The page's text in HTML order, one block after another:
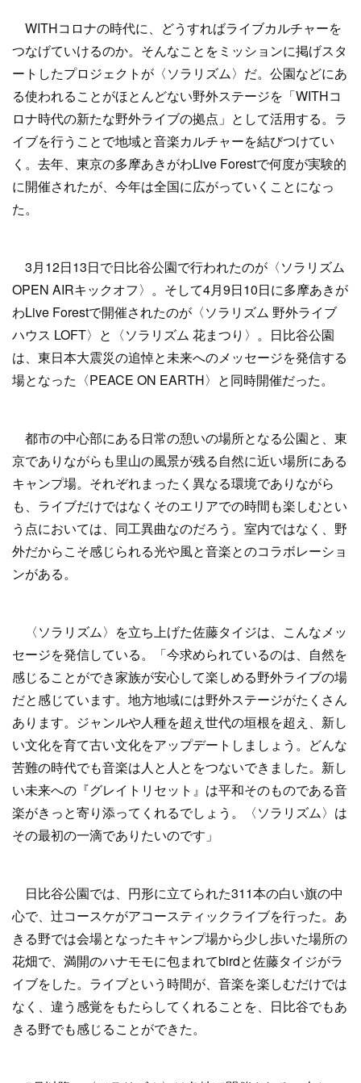
WITHコロナの時代に、どうすればライブカルチャーを
つなげていけるのか。そんなことをミッションに掲げスタ
ートしたプロジェクトが〈ソラリズム〉だ。公園などにあ
る使われることがほとんどない野外ステージを「WITHコ
ロナ時代の新たな野外ライブの拠点」として活用する。ラ
イブを行うことで地域と音楽カルチャーを結びつけてい
く。去年、東京の多摩あきがわLive Forestで何度が実験的
に開催されたが、今年は全国に広がっていくことになっ
た。
3月12日13日で日比谷公園で行われたのが〈ソラリズム
OPEN AIRキックオフ〉。そして4月9日10日に多摩あきが
わLive Forestで開催されたのが〈ソラリズム 野外ライブ
ハウス LOFT〉と〈ソラリズム 花まつり〉。日比谷公園
は、東日本大震災の追悼と未来へのメッセージを発信する
場となった〈PEACE ON EARTH〉と同時開催だった。
都市の中心部にある日常の憩いの場所となる公園と、東
京でありながらも里山の風景が残る自然に近い場所にある
キャンプ場。それぞれまったく異なる環境でありながら
も、ライブだけではなくそのエリアでの時間も楽しむとい
う点においては、同工異曲なのだろう。室内ではなく、野
外だからこそ感じられる光や風と音楽とのコラボレーショ
ンがある。
〈ソラリズム〉を立ち上げた佐藤タイジは、こんなメッ
セージを発信している。「今求められているのは、自然を
感じることができ家族が安心して楽しめる野外ライブの場
だと感じています。地方地域には野外ステージがたくさん
あります。ジャンルや人種を超え世代の垣根を超え、新し
い文化を育て古い文化をアップデートしましょう。どんな
苦難の時代でも音楽は人と人とをつないできました。新し
い未来への『グレイトリセット』は平和そのものである音
楽がきっと寄り添ってくれるでしょう。〈ソラリズム〉は
その最初の一滴でありたいのです」
日比谷公園では、円形に立てられた311本の白い旗の中
心で、辻コースケがアコースティックライブを行った。あ
きる野では会場となったキャンプ場から少し歩いた場所の
花畑で、満開のハナモモに包まれてbirdと佐藤タイジがラ
イブをした。ライブという時間が、音楽を楽しむだけでは
なく、違う感覚をもたらしてくれることを、日比谷でもあ
きる野でも感じることができた。